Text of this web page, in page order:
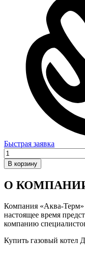
Быстрая заявка
Количество
товара
Привод
клапана
моделей
100–
400
В корзину
О
Компания «Аква-Терм»
настоящее время
компанию
Купить газовый котел